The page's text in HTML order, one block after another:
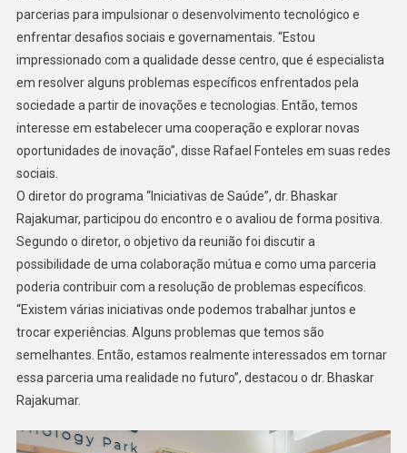
parcerias para impulsionar o desenvolvimento tecnológico e
enfrentar desafios sociais e governamentais. “Estou
impressionado com a qualidade desse centro, que é especialista
em resolver alguns problemas específicos enfrentados pela
sociedade a partir de inovações e tecnologias. Então, temos
interesse em estabelecer uma cooperação e explorar novas
oportunidades de inovação”, disse Rafael Fonteles em suas redes
sociais.
O diretor do programa “Iniciativas de Saúde”, dr. Bhaskar
Rajakumar, participou do encontro e o avaliou de forma positiva.
Segundo o diretor, o objetivo da reunião foi discutir a
possibilidade de uma colaboração mútua e como uma parceria
poderia contribuir com a resolução de problemas específicos.
“Existem várias iniciativas onde podemos trabalhar juntos e
trocar experiências. Alguns problemas que temos são
semelhantes. Então, estamos realmente interessados em tornar
essa parceria uma realidade no futuro”, destacou o dr. Bhaskar
Rajakumar.